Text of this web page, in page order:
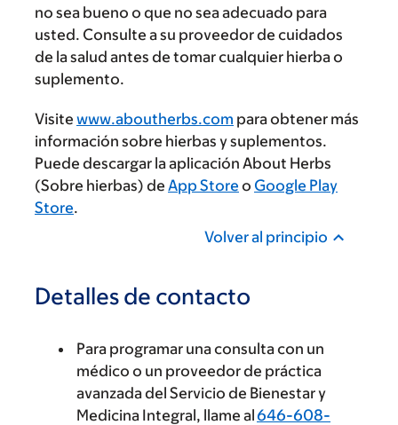
no sea bueno o que no sea adecuado para
usted. Consulte a su proveedor de cuidados
de la salud antes de tomar cualquier hierba o
suplemento.
Visite www.aboutherbs.com para obtener más
información sobre hierbas y suplementos.
Puede descargar la aplicación About Herbs
(Sobre hierbas) de App Store o Google Play
Store.
Volver al principio
Detalles de contacto
Para programar una consulta con un
médico o un proveedor de práctica
avanzada del Servicio de Bienestar y
Medicina Integral, llame al646-608-